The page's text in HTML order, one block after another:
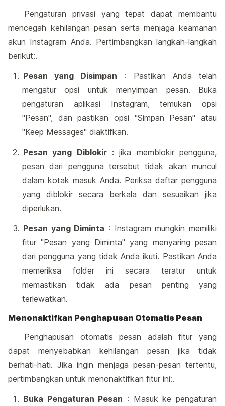
Pengaturan privasi yang tepat dapat membantu
mencegah kehilangan pesan serta menjaga keamanan
akun Instagram Anda. Pertimbangkan langkah-langkah
berikut:.
Pesan yang Disimpan : Pastikan Anda telah
mengatur opsi untuk menyimpan pesan. Buka
pengaturan aplikasi Instagram, temukan opsi
"Pesan", dan pastikan opsi "Simpan Pesan" atau
"Keep Messages" diaktifkan.
Pesan yang Diblokir: jika memblokir pengguna,
pesan dari pengguna tersebut tidak akan muncul
dalam kotak masuk Anda. Periksa daftar pengguna
yang diblokir secara berkala dan sesuaikan jika
diperlukan.
Pesan yang Diminta : Instagram mungkin memiliki
fitur "Pesan yang Diminta" yang menyaring pesan
dari pengguna yang tidak Anda ikuti. Pastikan Anda
memeriksa folder ini secara teratur untuk
memastikan tidak ada pesan penting yang
terlewatkan.
Menonaktifkan Penghapusan Otomatis Pesan
Penghapusan otomatis pesan adalah fitur yang
dapat menyebabkan kehilangan pesan jika tidak
berhati-hati. Jika ingin menjaga pesan-pesan tertentu,
pertimbangkan untuk menonaktifkan fitur ini:.
Buka Pengaturan Pesan : Masuk ke pengaturan